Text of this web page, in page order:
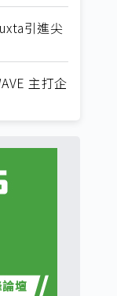
引進尖
主打企